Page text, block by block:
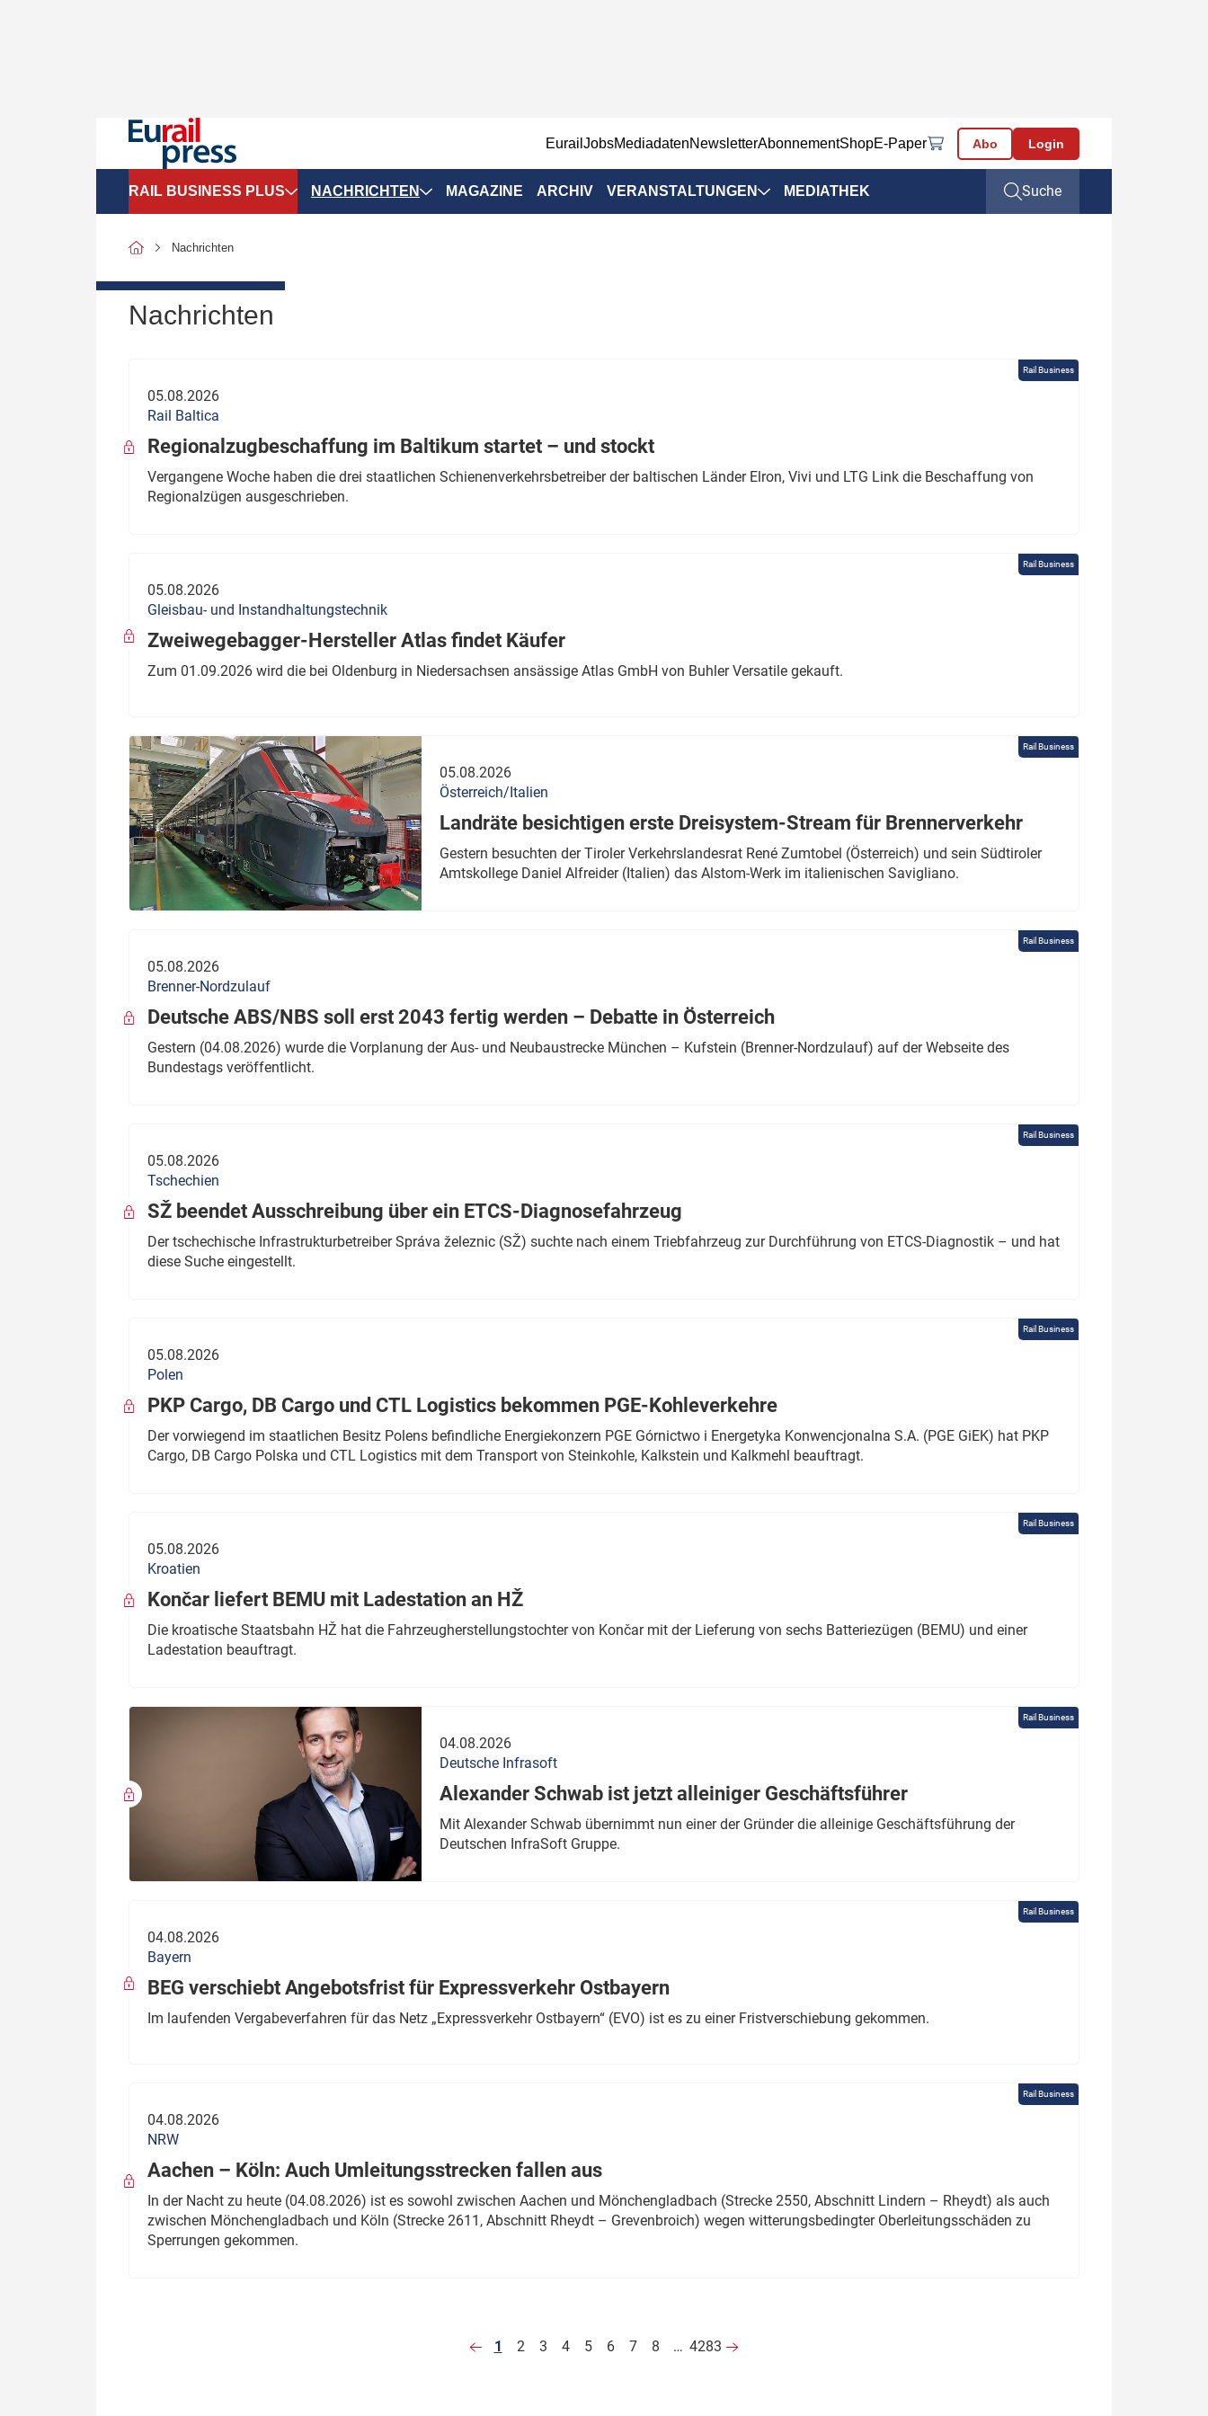
EurailJobsMediadatenNewsletterAbonnementShopE-Paper Abo Login
RAIL BUSINESS PLUS
SPNV-Marktdaten
Politik
Verbände: Wer spricht für
wen?
Thema des Monats
Dossier: Generalsanierung
Dossier: ETCS
NACHRICHTEN
Infrastruktur & Ausrüstung
ÖPNV
MAGAZINE ARCHIV VERANSTALTUNGEN MEDIATHEK Suche
Nachrichten
Nachrichten
Rail Business
05.08.2026
Rail Baltica
Regionalzugbeschaffung im Baltikum startet – und stockt
Vergangene Woche haben die drei staatlichen Schienenverkehrsbetreiber der baltischen Länder Elron, Vivi und LTG Link die Beschaffung von
Regionalzügen ausgeschrieben.
Rail Business
05.08.2026
Gleisbau- und Instandhaltungstechnik
Zweiwegebagger-Hersteller Atlas findet Käufer
Zum 01.09.2026 wird die bei Oldenburg in Niedersachsen ansässige Atlas GmbH von Buhler Versatile gekauft.
Rail Business
05.08.2026
Österreich/Italien
Landräte besichtigen erste Dreisystem-Stream für Brennerverkehr
Gestern besuchten der Tiroler Verkehrslandesrat René Zumtobel (Österreich) und sein Südtiroler
Amtskollege Daniel Alfreider (Italien) das Alstom-Werk im italienischen Savigliano.
Rail Business
05.08.2026
Brenner-Nordzulauf
Deutsche ABS/NBS soll erst 2043 fertig werden – Debatte in Österreich
Gestern (04.08.2026) wurde die Vorplanung der Aus- und Neubaustrecke München – Kufstein (Brenner-Nordzulauf) auf der Webseite des
Bundestags veröffentlicht.
Rail Business
05.08.2026
Tschechien
SŽ beendet Ausschreibung über ein ETCS-Diagnosefahrzeug
Der tschechische Infrastrukturbetreiber Správa železnic (SŽ) suchte nach einem Triebfahrzeug zur Durchführung von ETCS-Diagnostik – und hat
diese Suche eingestellt.
Rail Business
05.08.2026
Polen
PKP Cargo, DB Cargo und CTL Logistics bekommen PGE-Kohleverkehre
Der vorwiegend im staatlichen Besitz Polens befindliche Energiekonzern PGE Górnictwo i Energetyka Konwencjonalna S.A. (PGE GiEK) hat PKP
Cargo, DB Cargo Polska und CTL Logistics mit dem Transport von Steinkohle, Kalkstein und Kalkmehl beauftragt.
Rail Business
05.08.2026
Kroatien
Končar liefert BEMU mit Ladestation an HŽ
Die kroatische Staatsbahn HŽ hat die Fahrzeugherstellungstochter von Končar mit der Lieferung von sechs Batteriezügen (BEMU) und einer
Ladestation beauftragt.
Rail Business
04.08.2026
Deutsche Infrasoft
Alexander Schwab ist jetzt alleiniger Geschäftsführer
Mit Alexander Schwab übernimmt nun einer der Gründer die alleinige Geschäftsführung der
Deutschen InfraSoft Gruppe.
Rail Business
04.08.2026
Bayern
BEG verschiebt Angebotsfrist für Expressverkehr Ostbayern
Im laufenden Vergabeverfahren für das Netz „Expressverkehr Ostbayern“ (EVO) ist es zu einer Fristverschiebung gekommen.
Rail Business
04.08.2026
NRW
Aachen – Köln: Auch Umleitungsstrecken fallen aus
In der Nacht zu heute (04.08.2026) ist es sowohl zwischen Aachen und Mönchengladbach (Strecke 2550, Abschnitt Lindern – Rheydt) als auch
zwischen Mönchengladbach und Köln (Strecke 2611, Abschnitt Rheydt – Grevenbroich) wegen witterungsbedingter Oberleitungsschäden zu
Sperrungen gekommen.
1 2 3 4 5 6 7 8 … 4283